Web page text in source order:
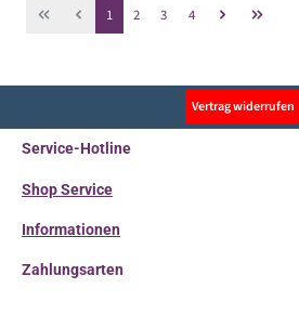
Seite
1 Seite
2 Seite
3 Seite
4
Vertrag widerrufen
Service-Hotline
Shop Service
Informationen
Zahlungsarten